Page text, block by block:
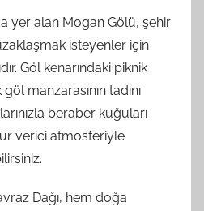
yer alan Mogan Gölü, şehir
isteyenler için
Göl kenarındaki piknik
manzarasının tadını
beraber kuğuları
verici atmosferiyle
Dağı, hem doğa